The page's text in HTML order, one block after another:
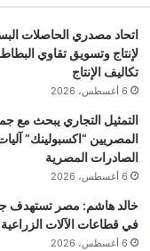
اتحاد مصدري الحاصلات
لإنتاج وتسويق تقاوي
تكاليف الإنتاج
6 أغسطس، 2026
التمثيل التجاري يبحث مع
المصريين “اكسبولينك”
الصادرات المصرية
6 أغسطس، 2026
خالد هاشم: مصر تستهدف
في قطاعات الآلات الزراعية
6 أغسطس، 2026